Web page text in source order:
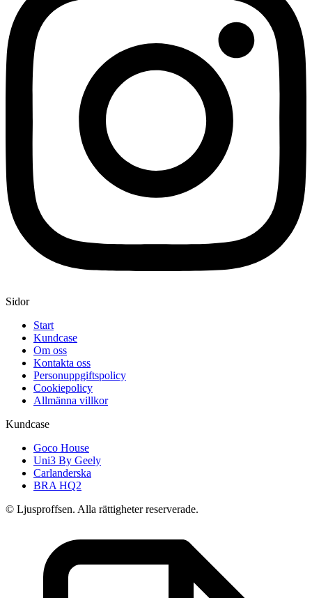
Sidor
Start
Kundcase
Om oss
Kontakta oss
Personuppgiftspolicy
Cookiepolicy
Allmänna villkor
Kundcase
Goco House
Uni3 By Geely
Carlanderska
BRA HQ2
© Ljusproffsen. Alla rättigheter reserverade.